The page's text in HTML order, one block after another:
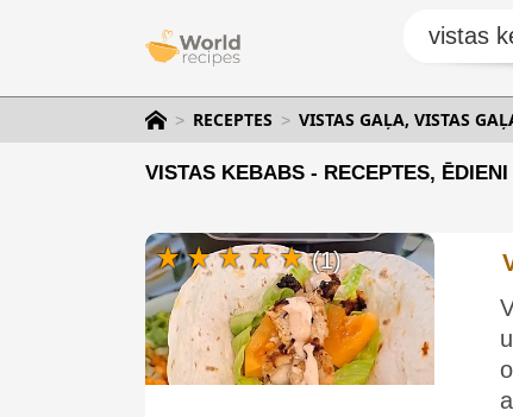
RECEPTES VISTAS GAĻA, VISTAS
VISTAS KEBABS - RECEPTES,
(1)